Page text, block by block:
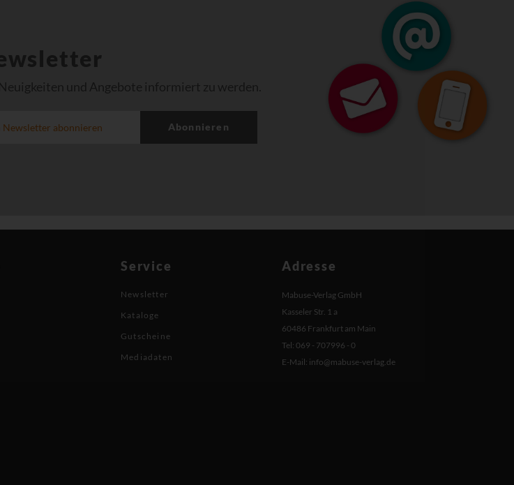
und Angebote informiert zu werden.
Abonnieren
Service
Newsletter
Kataloge
Gutscheine
Mediadaten
Adresse
Mabuse-Verlag GmbH
Kasseler Str. 1 a
60486 Frankfurt am Main
Tel: 069 - 707996 - 0
E-Mail: info@mabuse-verlag.de